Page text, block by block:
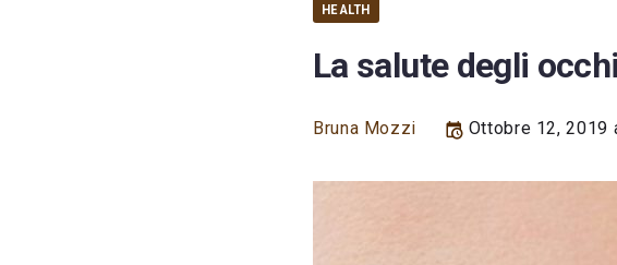
HEALTH
La salute degli occhi
Bruna Mozzi Ottobre 12, 2019